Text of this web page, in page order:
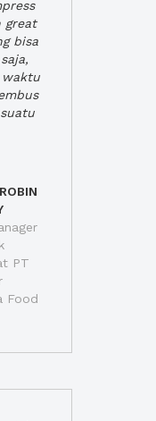
great
bisa
waktu
PT
Food